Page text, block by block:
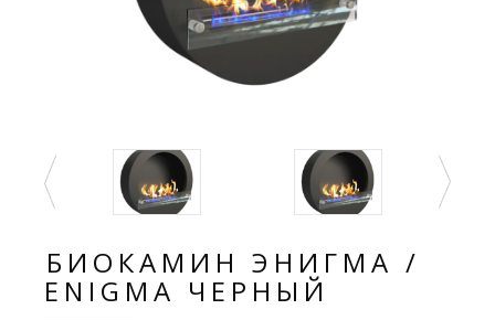
БИОКАМИН ЭНИГМА /
ENIGMA ЧЕРНЫЙ